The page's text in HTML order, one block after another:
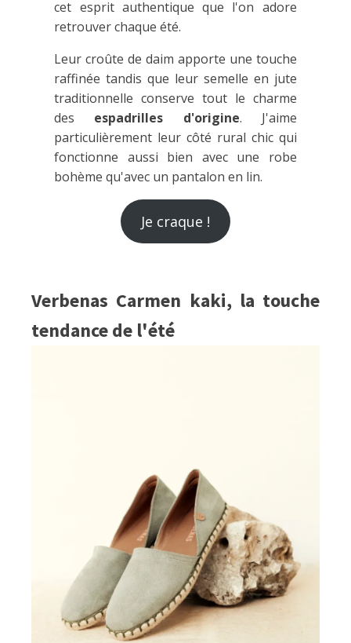
cet esprit authentique que l'on adore
retrouver chaque été.
Leur croûte de daim apporte une touche
raffinée tandis que leur semelle en jute
traditionnelle conserve tout le charme
des espadrilles d'origine. J'aime
particulièrement leur côté rural chic qui
fonctionne aussi bien avec une robe
bohème qu'avec un pantalon en lin.
Je craque !
Verbenas Carmen kaki, la touche
tendance de l'été